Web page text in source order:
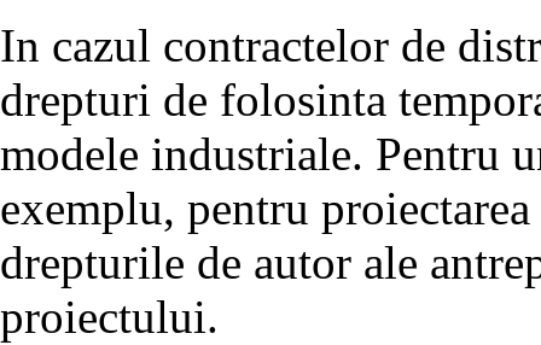
In cazul contractelor de
drepturi de folosinta
modele industriale. Pentru
exemplu, pentru
drepturile de autor ale
proiectului.